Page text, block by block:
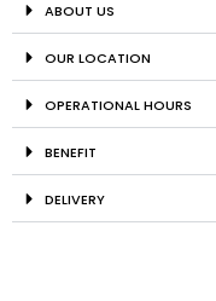
ABOUT US
OUR LOCATION
OPERATIONAL HOURS
BENEFIT
DELIVERY